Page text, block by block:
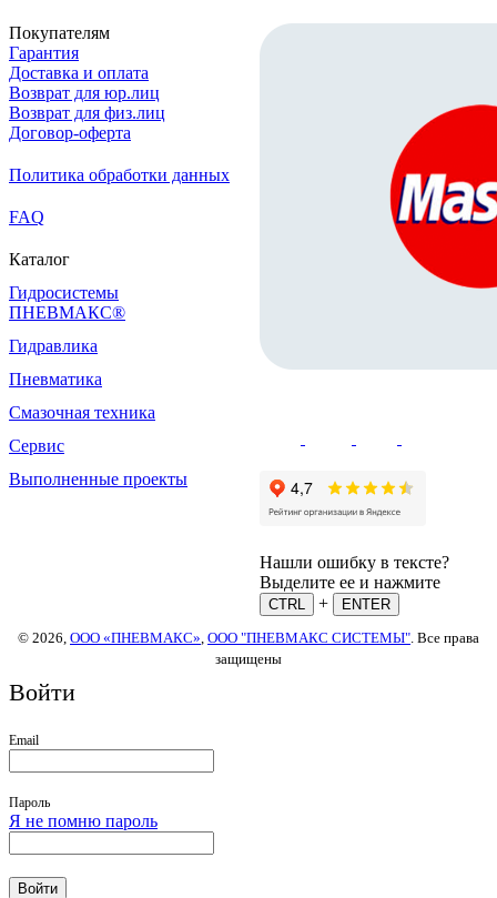
Покупателям
Гарантия
Доставка и оплата
Возврат для юр.лиц
Возврат для физ.лиц
Договор-оферта
Политика обработки данных
FAQ
Каталог
Гидросистемы
ПНЕВМАКС®
Гидравлика
Пневматика
Смазочная техника
Сервис
Выполненные проекты
Нашли ошибку в тексте?
Выделите ее и нажмите
CTRL +
ENTER
© 2026, ООО «ПНЕВМАКС» ООО "ПНЕВМАКС СИСТЕМЫ" . Все права
защищены
Войти
Email
Пароль
Я не помню пароль
Войти